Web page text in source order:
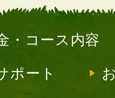
・コース内容
ポート